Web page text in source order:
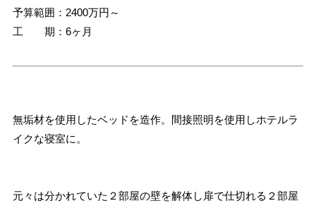
その他
予算範囲：2400万円～
工 期：6ヶ月
無垢材を使用したベッドを造作。間接照明を使用しホテルラ
イクな寝室に。
元々は分かれていた２部屋の壁を解体し扉で仕切れる２部屋